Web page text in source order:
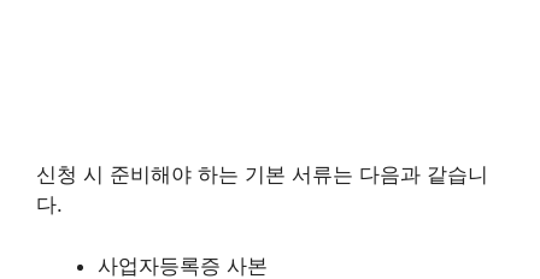
신청 시 준비해야 하는 기본 서류는 다음과 같습니
다.
사업자등록증 사본